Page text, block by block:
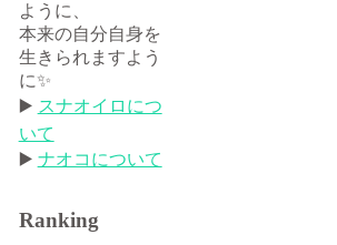
ように、
本来の自分自身を
生きられますよう
に✨
▶️ スナオイロにつ
いて
▶️ ナオコについて
Ranking